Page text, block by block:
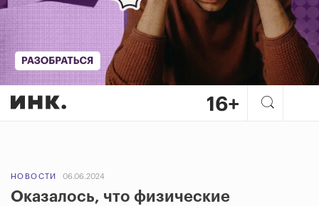
НОВОСТИ 06.06.2024
Оказалось, что физические